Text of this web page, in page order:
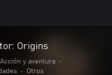
Origins
Acción y aventura
•
• Otros